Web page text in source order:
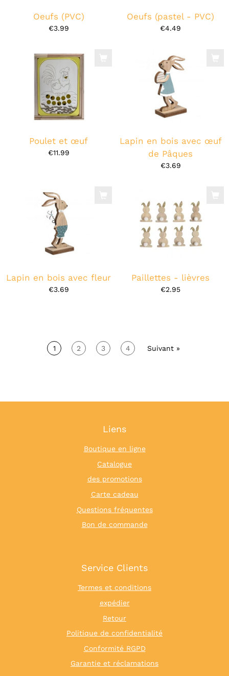
Oeufs (PVC)
€3.99
Oeufs (pastel - PVC)
€4.49
Poulet et œuf
€11.99
Lapin en bois avec œuf
de Pâques
€3.69
Lapin en bois avec fleur
€3.69
Paillettes - lièvres
€2.95
1 2 3 4 Suivant »
Liens
Boutique en ligne
Catalogue
des promotions
Carte cadeau
Questions fréquentes
Bon de commande
Service Clients
Termes et conditions
expédier
Retour
Politique de confidentialité
Conformité RGPD
Garantie et réclamations